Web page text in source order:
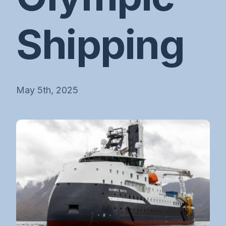
Shipping
May 5th, 2025